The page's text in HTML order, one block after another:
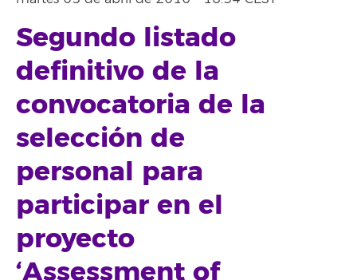
Segundo listado
definitivo de la
convocatoria de la
selección de
personal para
participar en el
proyecto
‘Assessment of